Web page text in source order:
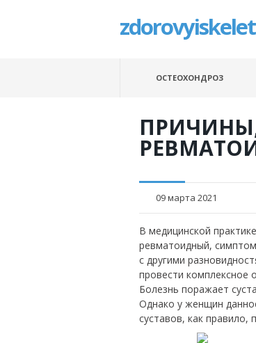
ОСТЕОХОНДРОЗ
09 марта 2021
В медицинской
ревматоидный,
с другими
провести комплексное
Болезнь поражает
Однако у женщин
суставов, как правило,